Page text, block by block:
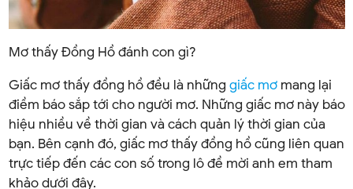
Mơ thấy Đồng Hồ đánh con gì?
Giấc mơ thấy đồng hồ đều là những giấc mơmang lại
điềm báo sắp tới cho người mơ. Những giấc mơ này báo
hiệu nhiều về thời gian và cách quản lý thời gian của
bạn. Bên cạnh đó, giấc mơ thấy đồng hồ cũng liên quan
trực tiếp đến các con số trong lô đề mời anh em tham
khảo dưới đây.